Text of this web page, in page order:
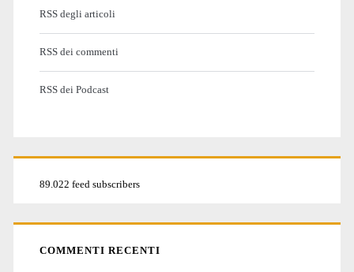
RSS degli articoli
RSS dei commenti
RSS dei Podcast
89.022 feed subscribers
COMMENTI RECENTI